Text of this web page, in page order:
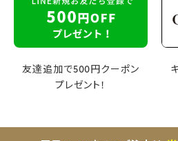
友達追加で500円クーポン
プレゼント！